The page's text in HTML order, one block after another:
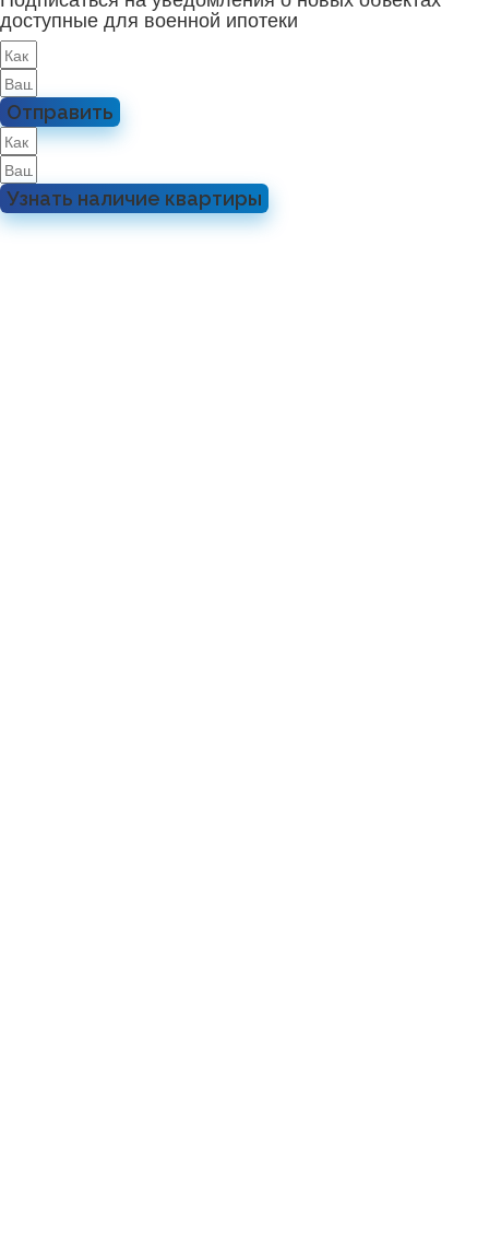
доступные для военной ипотеки
Отправить
Узнать наличие квартиры